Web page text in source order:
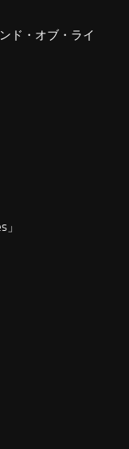
ド・オブ・ライ